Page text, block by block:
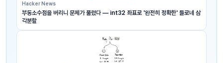
Hacker News
부동소수점을 버리니 문제가 풀렸다 — int32 좌표로 '완전히 정확한' 들로네 삼
각분할